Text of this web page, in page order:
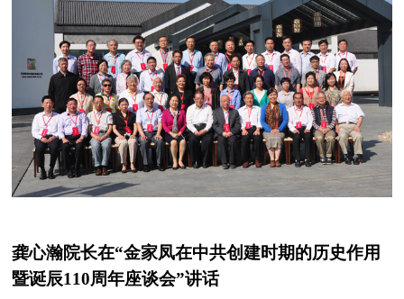
龚心瀚院长在“金家凤在中共创建时期的历史作用
暨诞辰110周年座谈会”讲话